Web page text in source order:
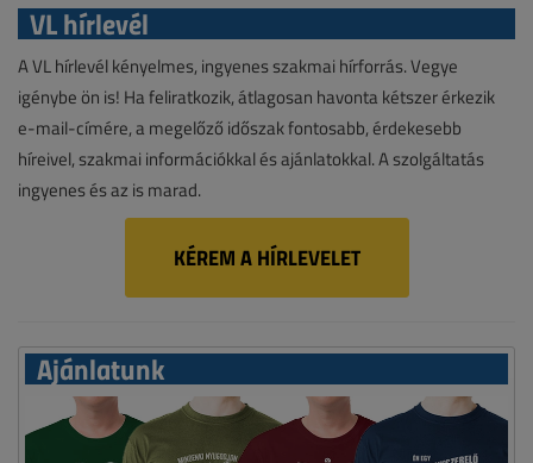
VL hírlevél
A VL hírlevél kényelmes, ingyenes szakmai hírforrás. Vegye
igénybe ön is! Ha feliratkozik, átlagosan havonta kétszer érkezik
e-mail-címére, a megelőző időszak fontosabb, érdekesebb
híreivel, szakmai információkkal és ajánlatokkal. A szolgáltatás
ingyenes és az is marad.
KÉREM A HÍRLEVELET
Ajánlatunk